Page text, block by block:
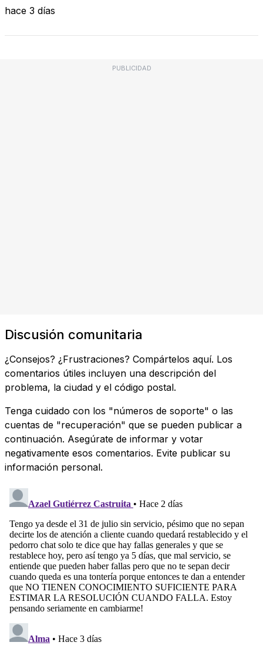
hace 3 días
PUBLICIDAD
Discusión comunitaria
¿Consejos? ¿Frustraciones? Compártelos aquí. Los
comentarios útiles incluyen una descripción del
problema, la ciudad y el código postal.
Tenga cuidado con los "números de soporte" o las
cuentas de "recuperación" que se pueden publicar a
continuación. Asegúrate de informar y votar
negativamente esos comentarios. Evite publicar su
información personal.